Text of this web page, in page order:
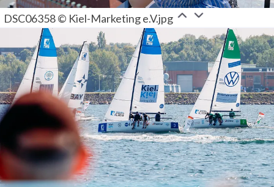
DSC06358 © Kiel-Marketing e.V.jpg